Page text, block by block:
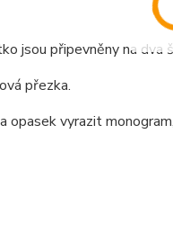
jsou připevněny na
přezka.
opasek vyrazit